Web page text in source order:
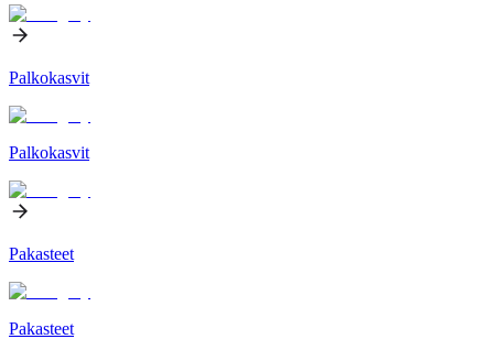
Palkokasvit
Palkokasvit
Pakasteet
Pakasteet